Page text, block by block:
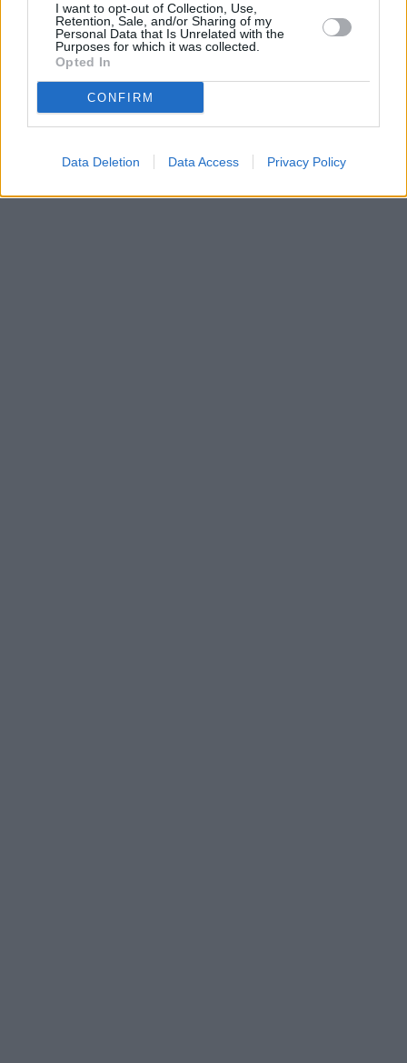
I want to opt-out of Collection, Use,
Retention, Sale, and/or Sharing of my
Personal Data that Is Unrelated with the
Purposes for which it was collected.
Opted In
CONFIRM
Data Deletion Data Access Privacy Policy